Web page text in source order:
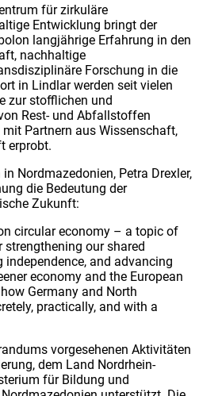
für zirkuläre
Entwicklung bringt der
langjährige Erfahrung in den
nachhaltige
Forschung in die
in Lindlar werden seit vielen
zur stofflichen und
Rest- und Abfallstoffen
Partnern aus Wissenschaft,
erprobt.
Nordmazedonien, Petra Drexler,
die Bedeutung der
Zukunft:
circular economy – a topic of
our shared
independence, and advancing
economy and the European
Germany and North
practically, and with a
vorgesehenen Aktivitäten
dem Land Nordrhein-
für Bildung und